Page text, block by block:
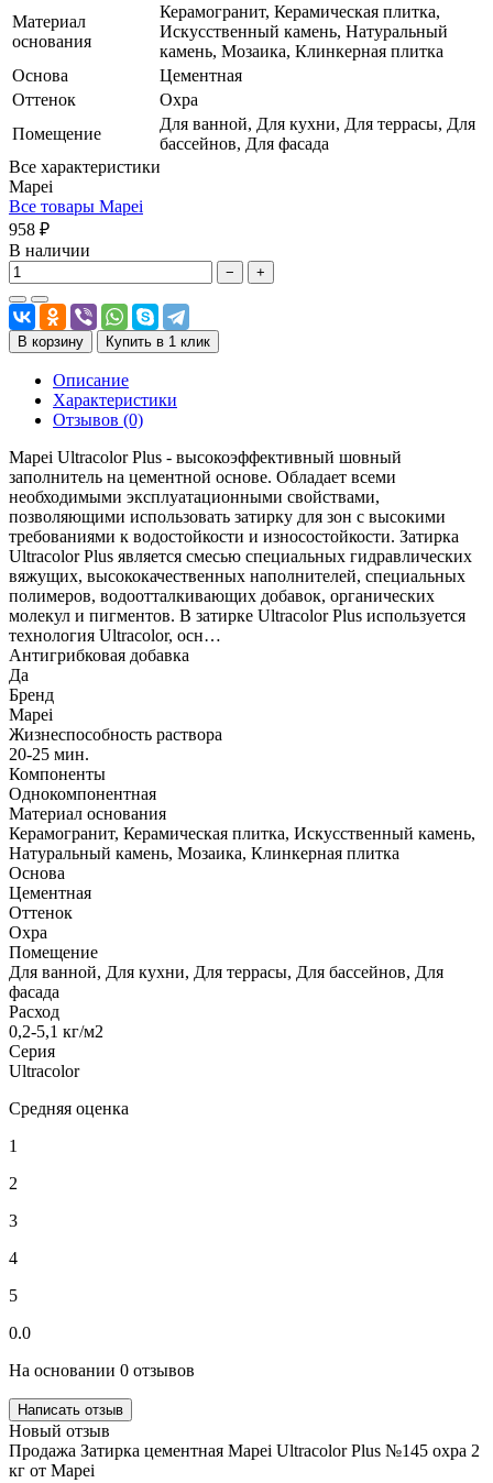
Материал
основания
Керамогранит, Керамическая плитка,
Искусственный камень, Натуральный
камень, Мозаика, Клинкерная плитка
Основа
Цементная
Оттенок
Охра
Помещение
Для ванной, Для кухни, Для террасы, Для
бассейнов, Для фасада
Все характеристики
Mapei
Все товары Mapei
958 ₽
В наличии
− +
В корзину Купить в 1 клик
Описание
Характеристики
Отзывов (0)
Mapei Ultracolor Plus - высокоэффективный шовный
заполнитель на цементной основе. Обладает всеми
необходимыми эксплуатационными свойствами,
позволяющими использовать затирку для зон с высокими
требованиями к водостойкости и износостойкости. Затирка
Ultracolor Plus является смесью специальных гидравлических
вяжущих, высококачественных наполнителей, специальных
полимеров, водоотталкивающих добавок, органических
молекул и пигментов. В затирке Ultracolor Plus используется
технология Ultracolor, осн…
Антигрибковая добавка
Да
Бренд
Mapei
Жизнеспособность раствора
20-25 мин.
Компоненты
Однокомпонентная
Материал основания
Керамогранит, Керамическая плитка, Искусственный камень,
Натуральный камень, Мозаика, Клинкерная плитка
Основа
Цементная
Оттенок
Охра
Помещение
Для ванной, Для кухни, Для террасы, Для бассейнов, Для
фасада
Расход
0,2-5,1 кг/м2
Серия
Ultracolor
Средняя оценка
1
2
3
4
5
0.0
На основании 0 отзывов
Написать отзыв
Новый отзыв
Продажа Затирка цементная Mapei Ultracolor Plus №145 охра 2
кг от Mapei